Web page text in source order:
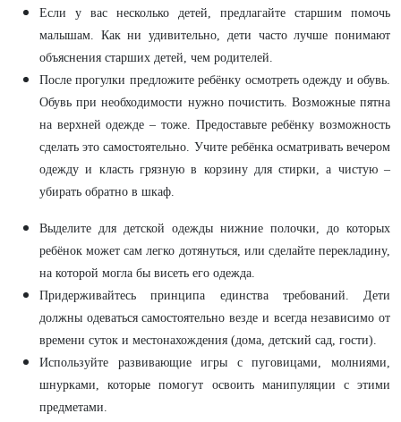
Если у вас несколько детей, предлагайте старшим помочь
малышам. Как ни удивительно, дети часто лучше понимают
объяснения старших детей, чем родителей.
После прогулки предложите ребёнку осмотреть одежду и обувь.
Обувь при необходимости нужно почистить. Возможные пятна
на верхней одежде – тоже. Предоставьте ребёнку возможность
сделать это самостоятельно. Учите ребёнка осматривать вечером
одежду и класть грязную в корзину для стирки, а чистую –
убирать обратно в шкаф.
Выделите для детской одежды нижние полочки, до которых
ребёнок может сам легко дотянуться, или сделайте перекладину,
на которой могла бы висеть его одежда.
Придерживайтесь принципа единства требований. Дети
должны одеваться самостоятельно везде и всегда независимо от
времени суток и местонахождения (дома, детский сад, гости).
Используйте развивающие игры с пуговицами, молниями,
шнурками, которые помогут освоить манипуляции с этими
предметами.